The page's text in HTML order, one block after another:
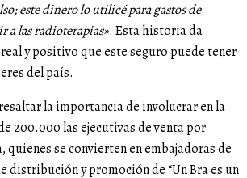
este dinero lo utilicé para gastos de
a las radioterapias». Esta historia da
y positivo que este seguro puede tener
del país.
la importancia de involucrar en la
200.000 las ejecutivas de venta por
quienes se convierten en embajadoras de
distribución y promoción de “Un Bra es un